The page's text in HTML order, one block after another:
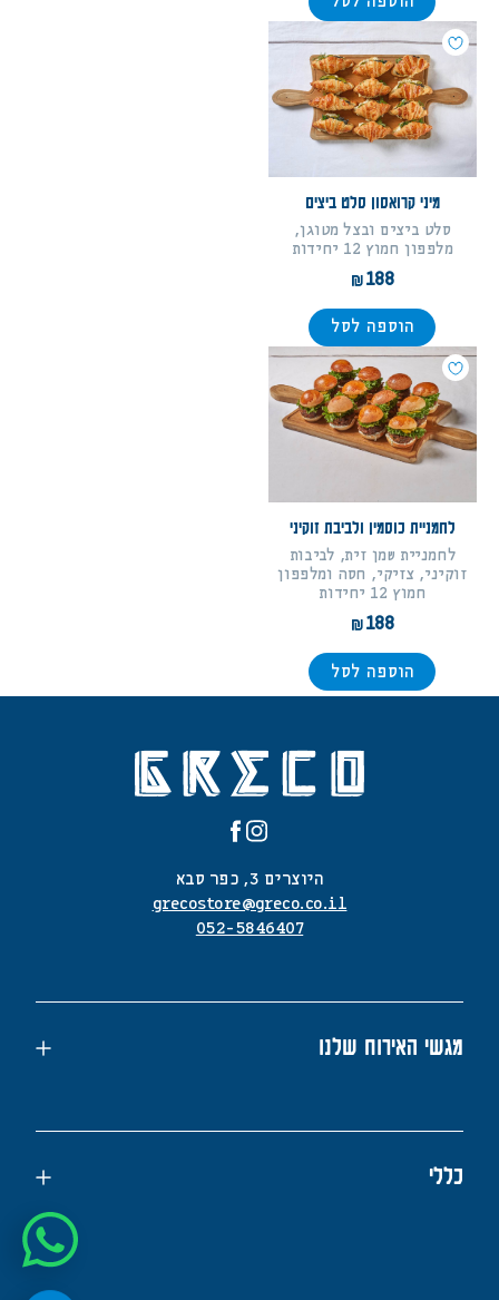
מיני קרואסון סלט ביצים
סלט ביצים ובצל מטוגן,
מלפפון חמוץ 12 יחידות
188
הוספה לסל
לחמניית כוסמין ולביבת זוקיני
לחמניית שמן זית, לביבות
זוקיני, צזיקי, חסה ומלפפון
חמוץ 12 יחידות
188
הוספה לסל
מגשי האירוח שלנו
כללי
היוצרים 3, כפר סבא
grecostore@greco.co.il
052-5846407